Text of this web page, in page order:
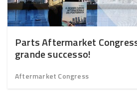
Parts Aftermarket
grande successo!
Aftermarket Congress